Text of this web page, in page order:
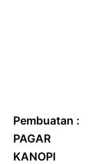
Pembuatan :
PAGAR
KANOPI